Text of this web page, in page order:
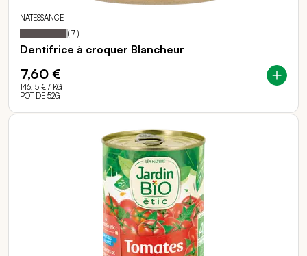
NATESSANCE
Notation: 97
% of
( 7 )
Dentifrice à croquer Blancheur
7,60 €
146,15 € / KG
POT DE 52G